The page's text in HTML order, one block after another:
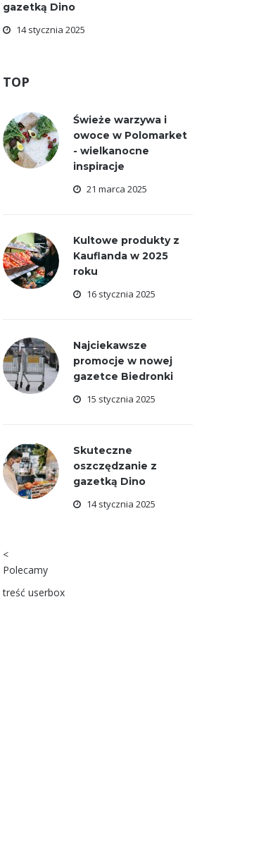
gazetką Dino
14 stycznia 2025
TOP
Świeże warzywa i
owoce w Polomarket
- wielkanocne
inspiracje
21 marca 2025
Kultowe produkty z
Kauflanda w 2025
roku
16 stycznia 2025
Najciekawsze
promocje w nowej
gazetce Biedronki
15 stycznia 2025
Skuteczne
oszczędzanie z
gazetką Dino
14 stycznia 2025
<
Polecamy
treść userbox